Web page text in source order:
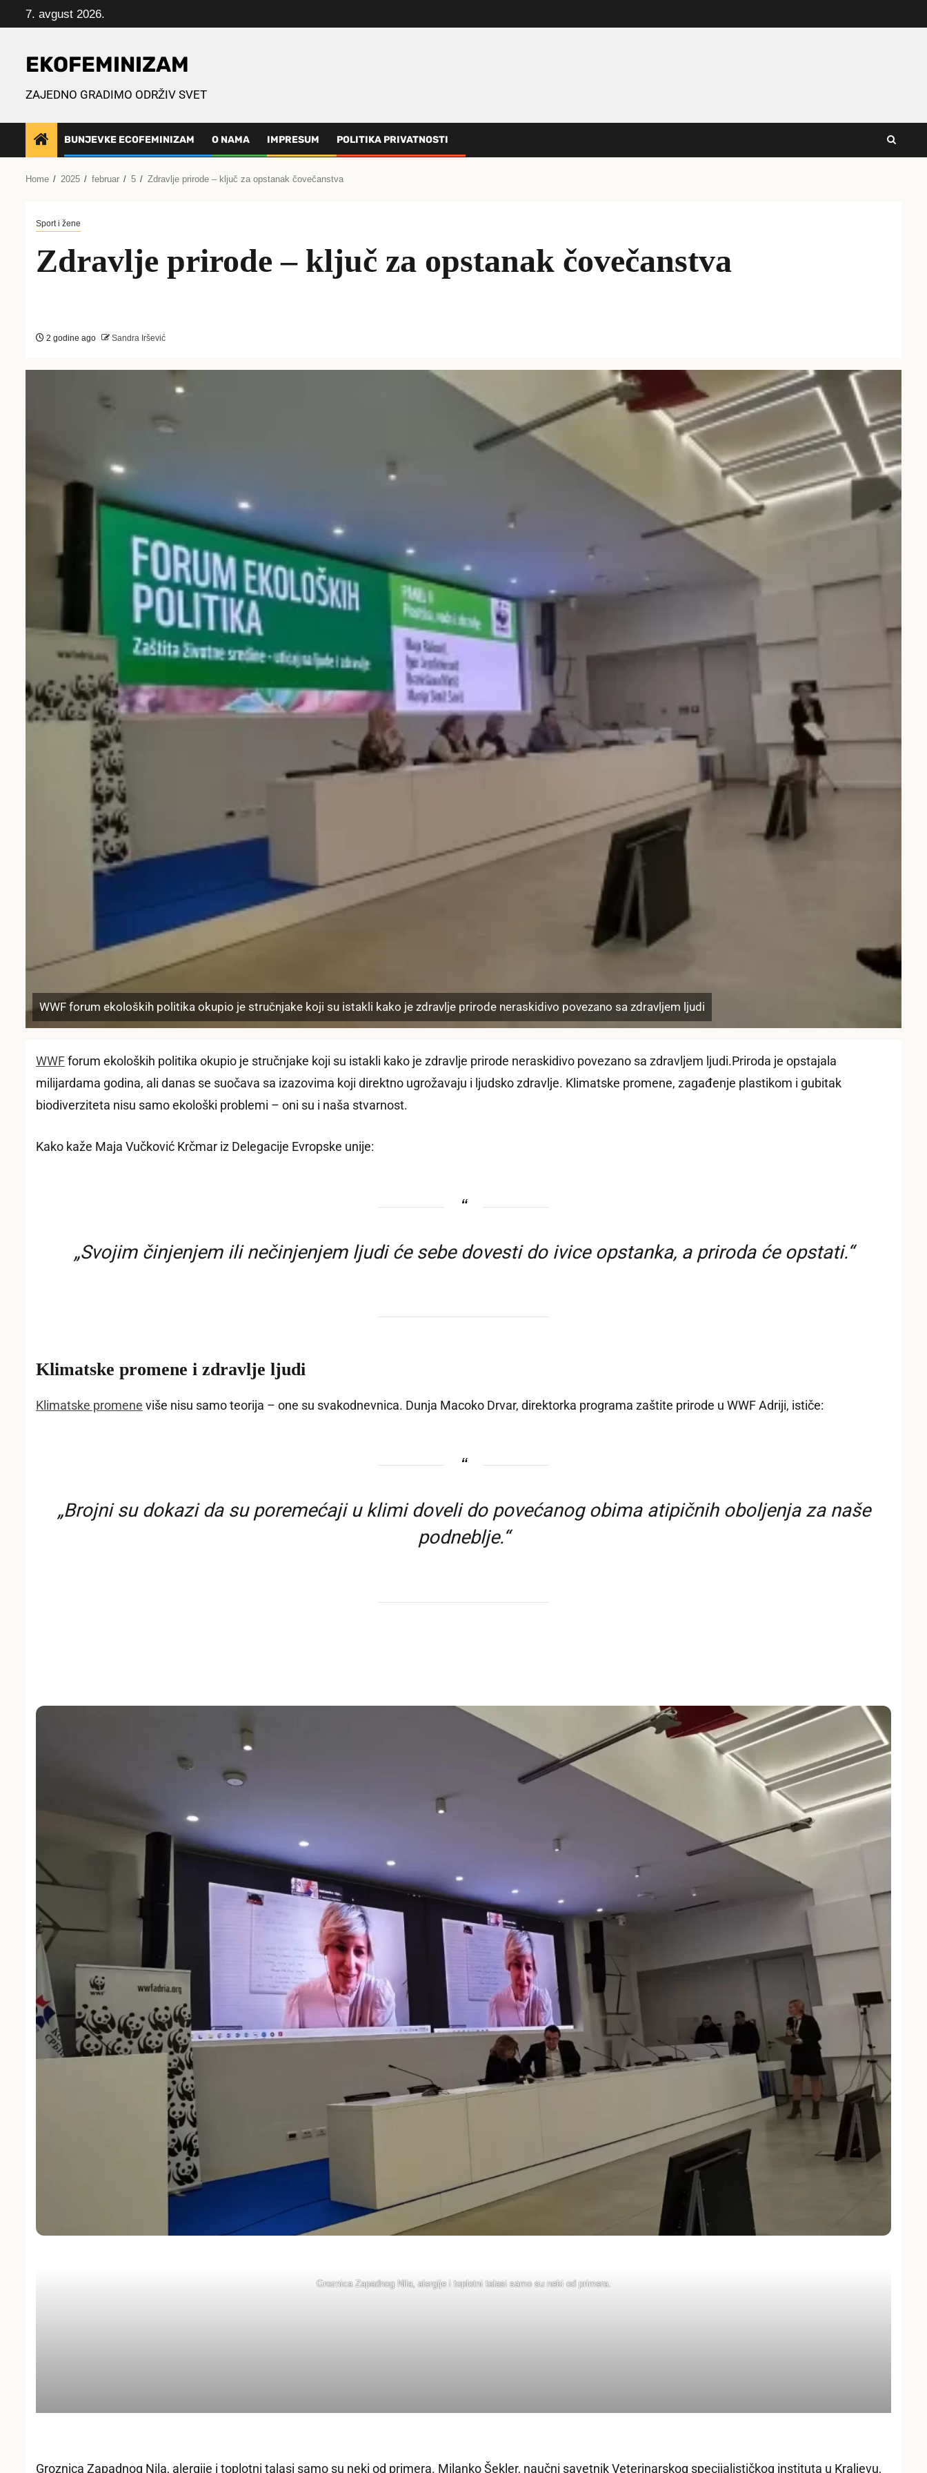
to
7. avgust 2026.
EKOFEMINIZAM
ZAJEDNO GRADIMO ODRŽIV SVET
BUNJEVKE ECOFEMINIZAM O NAMA IMPRESUM POLITIKA PRIVATNOSTI
Home 2025 februar 5 Zdravlje prirode – ključ za opstanak čovečanstva
Sport i žene
Zdravlje prirode – ključ za opstanak čovečanstva
2 godine ago Sandra Iršević
WWF forum ekoloških politika okupio je stručnjake koji su istakli kako je zdravlje prirode neraskidivo povezano sa zdravljem ljudi
WWF forum ekoloških politika okupio je stručnjake koji su istakli kako je zdravlje prirode neraskidivo povezano sa zdravljem ljudi.Priroda je opstajala
milijardama godina, ali danas se suočava sa izazovima koji direktno ugrožavaju i ljudsko zdravlje. Klimatske promene, zagađenje plastikom i gubitak
biodiverziteta nisu samo ekološki problemi – oni su i naša stvarnost.
Kako kaže Maja Vučković Krčmar iz Delegacije Evropske unije:
„Svojim činjenjem ili nečinjenjem ljudi će sebe dovesti do ivice opstanka, a priroda će opstati.“
Klimatske promene i zdravlje ljudi
Klimatske promene više nisu samo teorija – one su svakodnevnica. Dunja Macoko Drvar, direktorka programa zaštite prirode u WWF Adriji, ističe:
„Brojni su dokazi da su poremećaji u klimi doveli do povećanog obima atipičnih oboljenja za naše
podneblje.“
Groznica Zapadnog Nila, alergije i toplotni talasi samo su neki od primera.
Groznica Zapadnog Nila, alergije i toplotni talasi samo su neki od primera. Milanko Šekler, naučni savetnik Veterinarskog specijalističkog instituta u Kraljevu,